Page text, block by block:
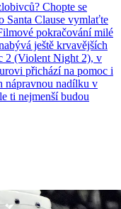
Chopte se
Santa Clause vymlaťte
pokračování milé
ještě krvavějších
2 (Violent Night 2), v
přichází na pomoc i
nápravnou nadílku v
ti nejmenší budou